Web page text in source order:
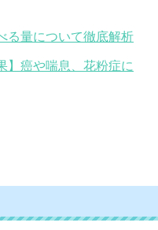
る量について徹底解析
】癌や喘息、花粉症に